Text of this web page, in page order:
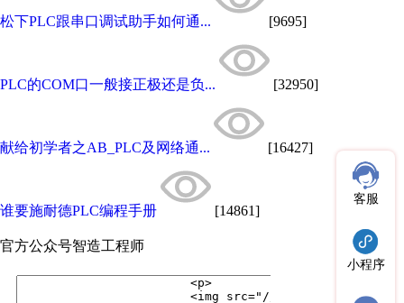
松下PLC跟串口调试助手如何通... [9695]
PLC的COM口一般接正极还是负... [32950]
献给初学者之AB_PLC及网络通... [16427]
谁要施耐德PLC编程手册 [14861]
官方公众号智造工程师
客服
小程序